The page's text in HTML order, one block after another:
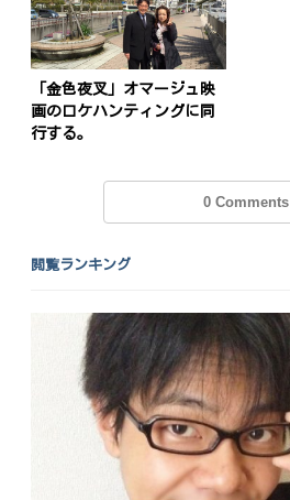
「金色夜叉」オマージュ映
画のロケハンティングに同
行する。
0 Comments
閲覧ランキング